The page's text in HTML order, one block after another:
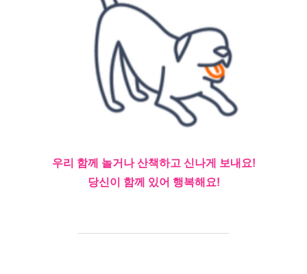
우리 함께 놀거나 산책하고 신나게 보내요!
당신이 함께 있어 행복해요!